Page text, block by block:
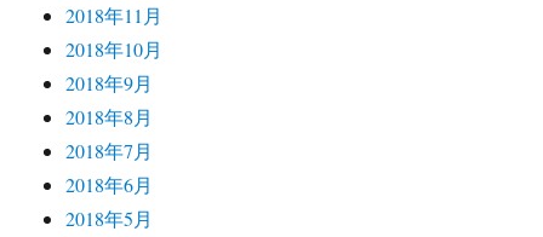
2018年11月
2018年10月
2018年9月
2018年8月
2018年7月
2018年6月
2018年5月